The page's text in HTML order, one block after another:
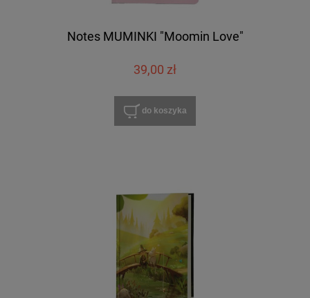
Notes MUMINKI "Moomin Love"
39,00 zł
do koszyka